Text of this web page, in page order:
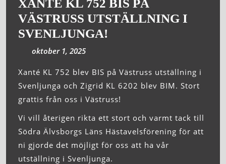
XANTÉ KL 752 BIS PÅ
VÄSTRUSS UTSTÄLLNING I
SVENLJUNGA!
oktober 1, 2025
Xanté KL 752 blev BIS på Västruss utställning i
Svenljunga och Zigrid KL 6202 blev BIM. Stort
grattis från oss i Västruss!
Vi vill återigen rikta ett stort och varmt tack till
Södra Älvsborgs Läns Hästavelsförening för att
ni gjorde det möjligt för oss att ha vår
utställning i Svenljunga.